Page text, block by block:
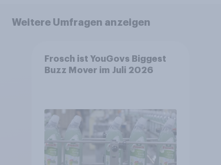
Weitere Umfragen anzeigen
Frosch ist YouGovs Biggest
Buzz Mover im Juli 2026